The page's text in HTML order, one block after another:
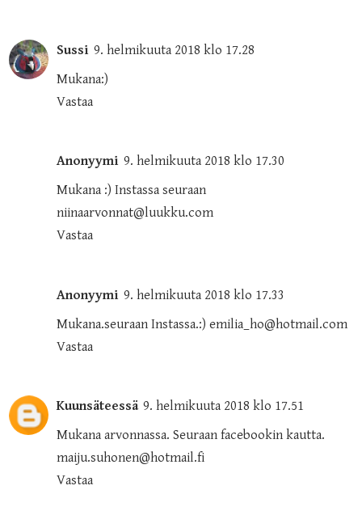
Sussi 9. helmikuuta 2018 klo 17.28
Mukana:)
Vastaa
Anonyymi 9. helmikuuta 2018 klo 17.30
Mukana :) Instassa seuraan
niinaarvonnat@luukku.com
Vastaa
Anonyymi 9. helmikuuta 2018 klo 17.33
Mukana.seuraan Instassa.:) emilia_ho@hotmail.com
Vastaa
Kuunsäteessä 9. helmikuuta 2018 klo 17.51
Mukana arvonnassa. Seuraan facebookin kautta.
maiju.suhonen@hotmail.fi
Vastaa